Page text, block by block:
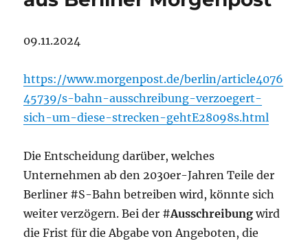
09.11.2024
https://www.morgenpost.de/berlin/article4076
45739/s-bahn-ausschreibung-verzoegert-
sich-um-diese-strecken-gehtE28098s.html
Die Entscheidung darüber, welches
Unternehmen ab den 2030er-Jahren Teile der
Berliner #S-Bahn betreiben wird, könnte sich
weiter verzögern. Bei der #Ausschreibung wird
die Frist für die Abgabe von Angeboten, die